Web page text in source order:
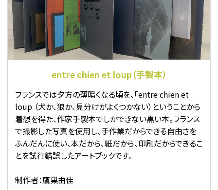
entre chien et loup（手製本）
フランスでは夕方の薄暗くなる頃を、「entre chien et
loup （犬か、狼か、見分けがよくつかない）ということから
着想を得た、作家手製本でしかできない黒い本。フランス
で撮影した写真を使用し、手作業だからできる自由さを
ふんだんに使い、本だから、紙だから、印刷だからできるこ
とを試行錯誤したアートブックです。
制作者：鷹巣由佳